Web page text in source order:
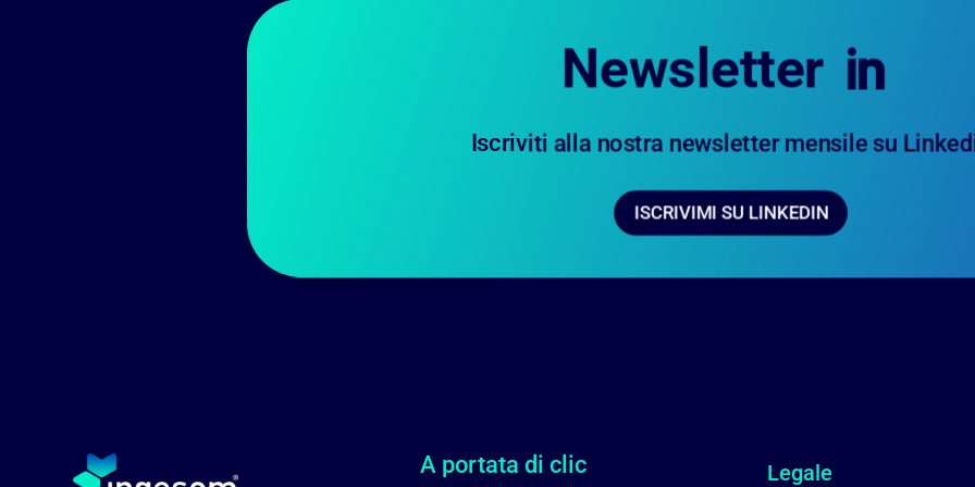

Newsletter
Iscriviti alla nostra newsletter mensile su
ISCRIVIMI SU LINKEDIN
A portata di clic Legale